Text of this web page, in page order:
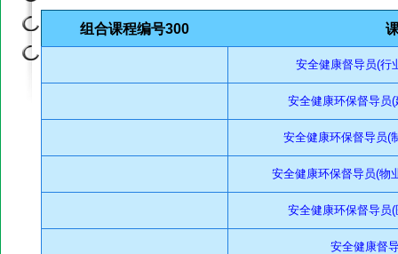
组合课程编号300
安全健康督导员(行
安全健康环保督导员
安全健康环保督导员(
安全健康环保督导员(物
安全健康环保督导员
安全健康督